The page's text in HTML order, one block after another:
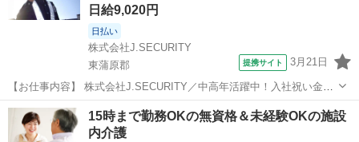
日給9,020円
日払い
株式会社J.SECURITY
東蒲原郡
提携サイト 3月21日
【お仕事内容】 株式会社J.SECURITY／中高年活躍中！入社祝い金最
大15万円、昇給する警備会社 【職種】警備・セキュリティー／セキュ
リティー／アルバイト・パート ※1日8時間から／週2日から 【シフト
1】08:00...
新潟 東蒲原郡 警備員
15時まで勤務OKの無資格＆未経験OKの施設
内介護